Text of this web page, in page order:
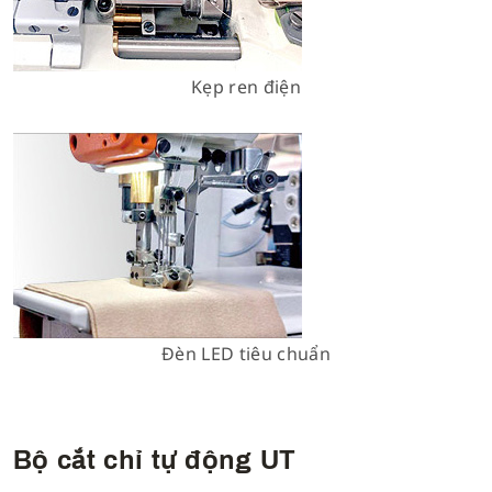
Kẹp ren điện
Đèn LED tiêu chuẩn
Bộ cắt chỉ tự động UT